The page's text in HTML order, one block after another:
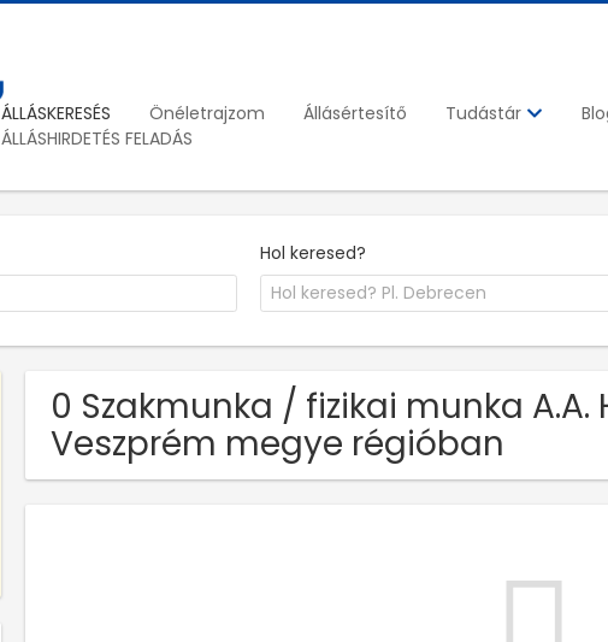
ÁLLÁSKERESÉS Önéletrajzom Állásértesítő Tudástár
ÁLLÁSHIRDETÉS FELADÁS
Hol keresed?
0 Szakmunka / fizikai munka
Veszprém megye régióban